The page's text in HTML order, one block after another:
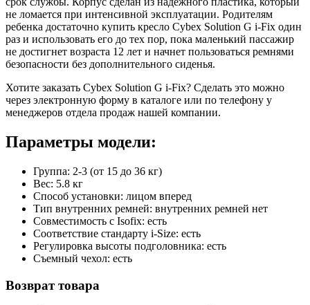
не ломается при интенсивной эксплуатации. Родителям
ребенка достаточно купить кресло Cybex Solution G i-Fix один
раз и использовать его до тех пор, пока маленький пассажир
не достигнет возраста 12 лет и начнет пользоваться ремнями
безопасности без дополнительного сиденья.
Хотите заказать Cybex Solution G i-Fix? Сделать это можно
через электронную форму в каталоге или по телефону у
менеджеров отдела продаж нашей компании.
Параметры модели:
Группа: 2-3 (от 15 до 36 кг)
Вес: 5.8 кг
Способ установки: лицом вперед
Тип внутренних ремней: внутренних ремней нет
Совместимость с Isofix: есть
Соответствие стандарту i-Size: есть
Регулировка высоты подголовника: есть
Съемный чехол: есть
Возврат товара